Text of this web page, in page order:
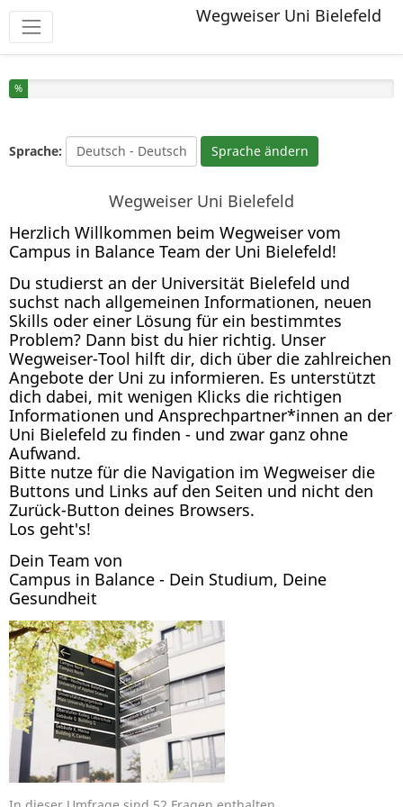
Werkzeuge Wegweiser Uni Bielefeld
Sie haben % dieser Umfrage fertiggestellt.
%
Sprache: Sprache ändern
Wegweiser Uni Bielefeld
Herzlich Willkommen beim Wegweiser vom
Campus in Balance Team der Uni Bielefeld!
Du studierst an der Universität Bielefeld und
suchst nach allgemeinen Informationen, neuen
Skills oder einer Lösung für ein bestimmtes
Problem? Dann bist du hier richtig. Unser
Wegweiser-Tool hilft dir, dich über die zahlreichen
Angebote der Uni zu informieren. Es unterstützt
dich dabei, mit wenigen Klicks die richtigen
Informationen und Ansprechpartner*innen an der
Uni Bielefeld zu finden - und zwar ganz ohne
Aufwand.
Bitte nutze für die Navigation im Wegweiser die
Buttons und Links auf den Seiten und nicht den
Zurück-Button deines Browsers.
Los geht's!
Dein Team von
Campus in Balance - Dein Studium, Deine
Gesundheit